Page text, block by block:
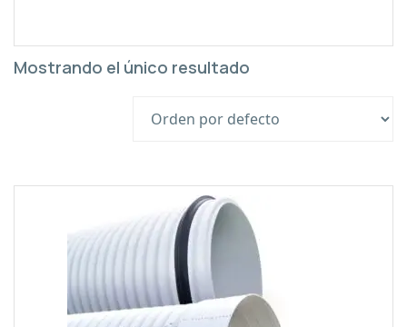
Mostrando el único resultado